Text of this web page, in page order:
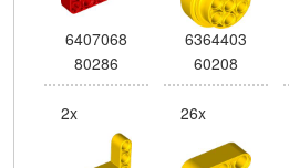
6407068
80286
6364403
60208
2x 26x